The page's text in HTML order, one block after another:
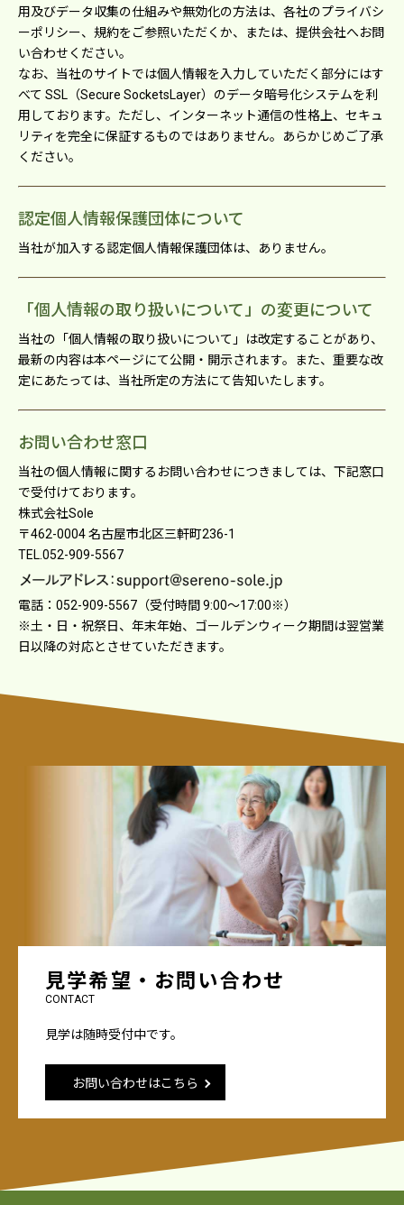
⽤及びデータ収集の仕組みや無効化の⽅法は、各社のプライバシ
ーポリシー、規約をご参照いただくか、または、提供会社へお問
い合わせください。
なお、当社のサイトでは個⼈情報を⼊⼒していただく部分にはす
べて SSL（Secure SocketsLayer）のデータ暗号化システムを利
⽤しております。ただし、インターネット通信の性格上、セキュ
リティを完全に保証するものではありません。あらかじめご了承
ください。
認定個⼈情報保護団体について
当社が加⼊する認定個⼈情報保護団体は、ありません。
「個⼈情報の取り扱いについて」の変更について
当社の「個⼈情報の取り扱いについて」は改定することがあり、
最新の内容は本ページにて公開・開⽰されます。また、重要な改
定にあたっては、当社所定の⽅法にて告知いたします。
お問い合わせ窓⼝
当社の個⼈情報に関するお問い合わせにつきましては、下記窓⼝
で受付けております。
株式会社Sole
〒462-0004 名古屋市北区三軒町236-1
TEL.052-909-5567
電話：052-909-5567（受付時間 9:00〜17:00※）
※⼟・⽇・祝祭⽇、年末年始、ゴールデンウィーク期間は翌営業
⽇以降の対応とさせていただきます。
見学希望・お問い合わせ
CONTACT
見学は随時受付中です。
お問い合わせはこちら